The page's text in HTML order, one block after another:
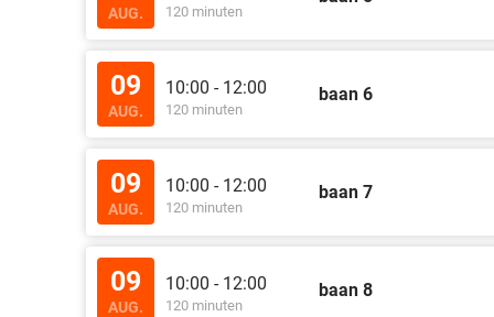
AUG. 120 minuten
09
AUG.
10:00 - 12:00
120 minuten
baan 6
09
AUG.
10:00 - 12:00
120 minuten
baan 7
09
AUG.
10:00 - 12:00
120 minuten
baan 8